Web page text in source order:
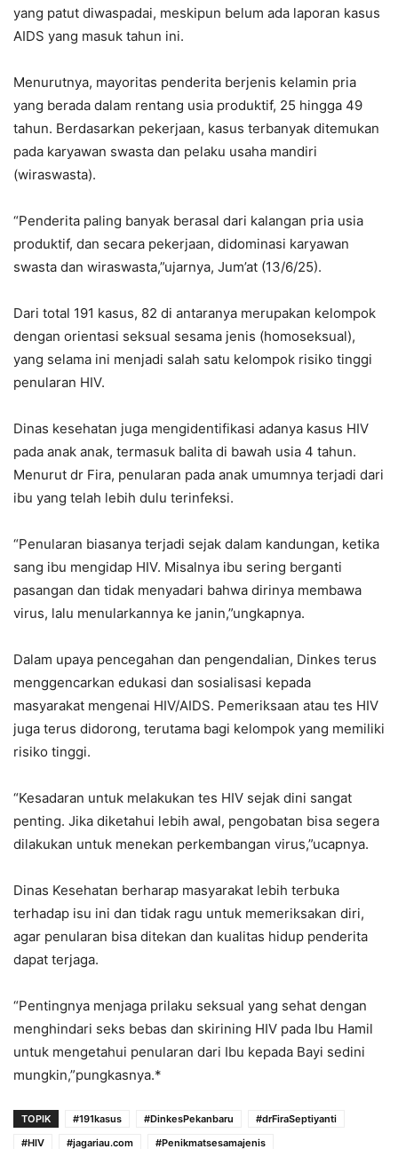
yang patut diwaspadai, meskipun belum ada laporan kasus
AIDS yang masuk tahun ini.
Menurutnya, mayoritas penderita berjenis kelamin pria
yang berada dalam rentang usia produktif, 25 hingga 49
tahun. Berdasarkan pekerjaan, kasus terbanyak ditemukan
pada karyawan swasta dan pelaku usaha mandiri
(wiraswasta).
“Penderita paling banyak berasal dari kalangan pria usia
produktif, dan secara pekerjaan, didominasi karyawan
swasta dan wiraswasta,”ujarnya, Jum’at (13/6/25).
Dari total 191 kasus, 82 di antaranya merupakan kelompok
dengan orientasi seksual sesama jenis (homoseksual),
yang selama ini menjadi salah satu kelompok risiko tinggi
penularan HIV.
Dinas kesehatan juga mengidentifikasi adanya kasus HIV
pada anak anak, termasuk balita di bawah usia 4 tahun.
Menurut dr Fira, penularan pada anak umumnya terjadi dari
ibu yang telah lebih dulu terinfeksi.
“Penularan biasanya terjadi sejak dalam kandungan, ketika
sang ibu mengidap HIV. Misalnya ibu sering berganti
pasangan dan tidak menyadari bahwa dirinya membawa
virus, lalu menularkannya ke janin,”ungkapnya.
Dalam upaya pencegahan dan pengendalian, Dinkes terus
menggencarkan edukasi dan sosialisasi kepada
masyarakat mengenai HIV/AIDS. Pemeriksaan atau tes HIV
juga terus didorong, terutama bagi kelompok yang memiliki
risiko tinggi.
“Kesadaran untuk melakukan tes HIV sejak dini sangat
penting. Jika diketahui lebih awal, pengobatan bisa segera
dilakukan untuk menekan perkembangan virus,”ucapnya.
Dinas Kesehatan berharap masyarakat lebih terbuka
terhadap isu ini dan tidak ragu untuk memeriksakan diri,
agar penularan bisa ditekan dan kualitas hidup penderita
dapat terjaga.
“Pentingnya menjaga prilaku seksual yang sehat dengan
menghindari seks bebas dan skirining HIV pada Ibu Hamil
untuk mengetahui penularan dari Ibu kepada Bayi sedini
mungkin,”pungkasnya.*
TOPIK #191kasus #DinkesPekanbaru
#drFiraSeptiyanti
#HIV
#jagariau.com #Penikmatsesamajenis